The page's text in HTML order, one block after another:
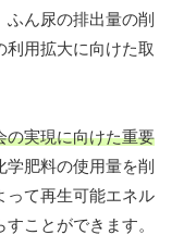
ん尿の排出量の削
用拡大に向けた取
の実現に向けた重要
学肥料の使用量を削
って再生可能エネル
ことができます。